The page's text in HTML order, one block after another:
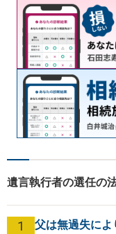
遺言執行者の選任の
1
父は無過失によ